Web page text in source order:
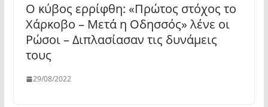
Ο κύβος ερρίφθη: «Πρώτος στόχος το
Χάρκοβο – Μετά η Οδησσός» λένε οι
Ρώσοι – Διπλασίασαν τις δυνάμεις
τους
29/08/2022